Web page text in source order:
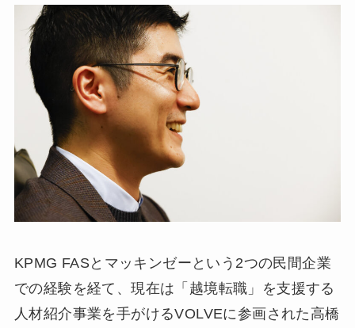
KPMG FASとマッキンゼーという2つの民間企業
での経験を経て、現在は「越境転職」を支援する
人材紹介事業を手がけるVOLVEに参画された高橋